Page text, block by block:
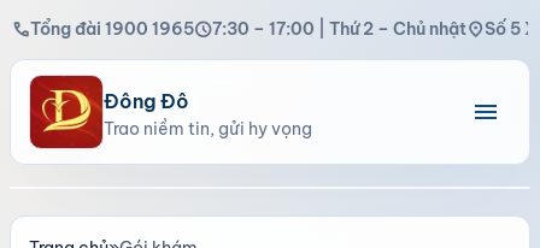
callTổng đài 1900 1965schedule7:30 – 17:00 | Thứ 2 – Chủ nhậtlocation_onSố 5
Đông Đô
Trao niềm tin, gửi hy vọng menu